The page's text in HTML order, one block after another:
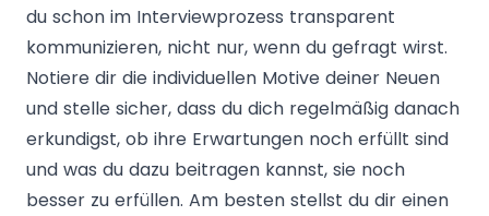
du schon im Interviewprozess transparent
kommunizieren, nicht nur, wenn du gefragt wirst.
Notiere dir die individuellen Motive deiner Neuen
und stelle sicher, dass du dich regelmäßig danach
erkundigst, ob ihre Erwartungen noch erfüllt sind
und was du dazu beitragen kannst, sie noch
besser zu erfüllen. Am besten stellst du dir einen